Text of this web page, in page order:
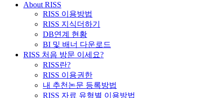
About RISS
RISS 이용방법
RISS 지식더하기
DB연계 현황
BI 및 배너 다운로드
RISS 처음 방문 이세요?
RISS란?
RISS 이용권한
내 추천논문 등록방법
RISS 자료 유형별 이용방법